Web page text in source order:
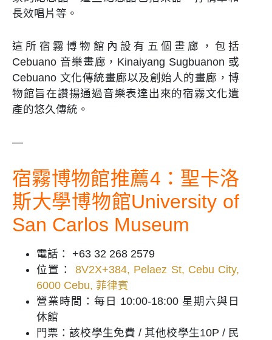
長效唱片等。
這所宿霧博物館內設有五個畫廊，包括
Cebuano 音樂畫廊，Kinaiyang Sugbuanon 或
Cebuano 文化傳統畫廊以及創始人的畫廊，博
物館旨在讚揚通過音樂表達出來的宿霧文化遺
產的悠久傳統。
—
宿霧博物館推薦4：聖卡洛
斯大學博物館University of
San Carlos Museum
電話： +63 32 268 2579
位置： 8V2X+384, Pelaez St, Cebu City,
6000 Cebu, 菲律賓
營業時間：每日 10:00-18:00 星期六與日
休館
門票：該校學生免費 / 其他校學生10P / 民